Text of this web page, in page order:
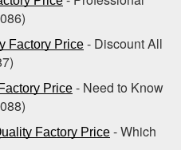
Factory Price - Discount All
Price - Need to Know
Factory Price - Which